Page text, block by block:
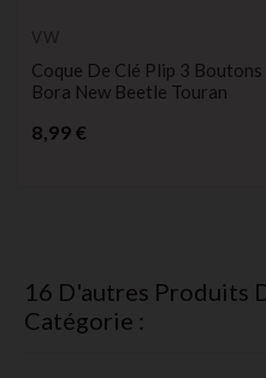
VW
Coque De Clé Plip 3
Bora New Beetle Touran
8,99 €
16 D'autres Produits
Catégorie :